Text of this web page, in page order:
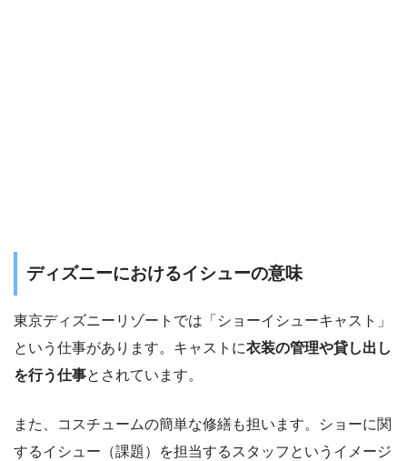
ディズニーにおけるイシューの意味
東京ディズニーリゾートでは「ショーイシューキャスト」
という仕事があります。キャストに衣装の管理や貸し出し
を行う仕事とされています。
また、コスチュームの簡単な修繕も担います。ショーに関
するイシュー（課題）を担当するスタッフというイメージ